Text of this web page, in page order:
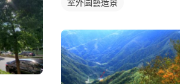
室外園藝造景